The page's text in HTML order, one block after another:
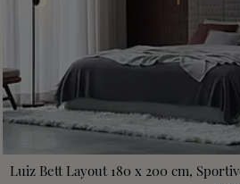
Luiz Bett Layout 180 x 200 cm,